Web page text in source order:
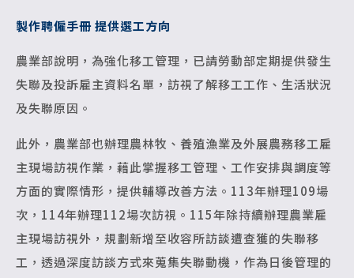
製作聘僱手冊 提供選工方向
農業部說明，為強化移工管理，已請勞動部定期提供發生
失聯及投訴雇主資料名單，訪視了解移工工作、生活狀況
及失聯原因。
此外，農業部也辦理農林牧、養殖漁業及外展農務移工雇
主現場訪視作業，藉此掌握移工管理、工作安排與調度等
方面的實際情形，提供輔導改善方法。113年辦理109場
次，114年辦理112場次訪視。115年除持續辦理農業雇
主現場訪視外，規劃新增至收容所訪談遭查獲的失聯移
工，透過深度訪談方式來蒐集失聯動機，作為日後管理的